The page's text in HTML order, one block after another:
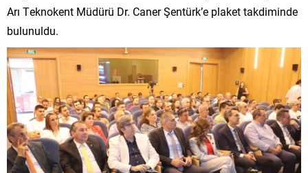
Arı Teknokent Müdürü Dr. Caner Şentürk’e plaket takdiminde
bulunuldu.